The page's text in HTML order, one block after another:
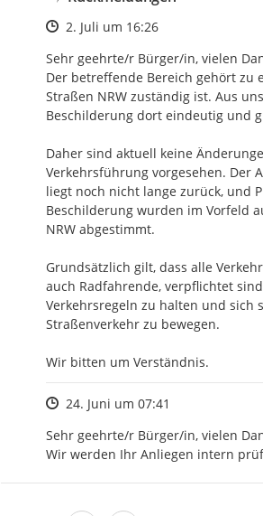
Zeitpunkt des Erstellens
2. Juli um 16:26
Sehr geehrte/r Bürger/in, vielen
Der betreffende Bereich gehört zu
Straßen NRW zuständig ist. Aus
Beschilderung dort eindeutig und
Daher sind aktuell keine
Verkehrsführung vorgesehen. Der
liegt noch nicht lange zurück, und
Beschilderung wurden im Vorfeld
NRW abgestimmt.
Grundsätzlich gilt, dass alle
auch Radfahrende, verpflichtet
Verkehrsregeln zu halten und sich
Straßenverkehr zu bewegen.
Wir bitten um Verständnis.
Zeitpunkt des Erstellens
24. Juni um 07:41
Sehr geehrte/r Bürger/in, vielen
Wir werden Ihr Anliegen intern